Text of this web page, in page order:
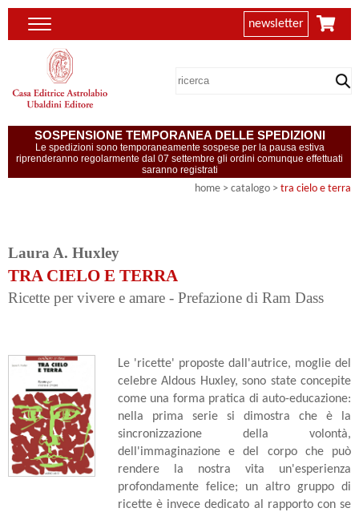
newsletter
SOSPENSIONE TEMPORANEA DELLE SPEDIZIONI
Le spedizioni sono temporaneamente sospese per la pausa estiva
riprenderanno regolarmente dal 07 settembre gli ordini comunque effettuati
saranno registrati
home > catalogo > tra cielo e terra
Laura A. Huxley
TRA CIELO E TERRA
Ricette per vivere e amare - Prefazione di Ram Dass
Le 'ricette' proposte dall'autrice, moglie del
celebre Aldous Huxley, sono state concepite
come una forma pratica di auto-educazione:
nella prima serie si dimostra che è la
sincronizzazione della volontà,
dell'immaginazione e del corpo che può
rendere la nostra vita un'esperienza
profondamente felice; un altro gruppo di
ricette è invece dedicato al rapporto con se